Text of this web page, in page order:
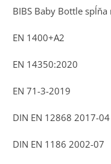
BIBS Baby Bottle
EN 1400+A2
EN 14350:2020
EN 71-3-2019
DIN EN 12868 2017-04
DIN EN 1186 2002-07